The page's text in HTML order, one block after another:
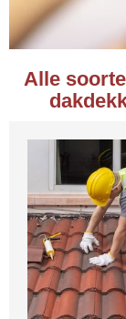
Alle